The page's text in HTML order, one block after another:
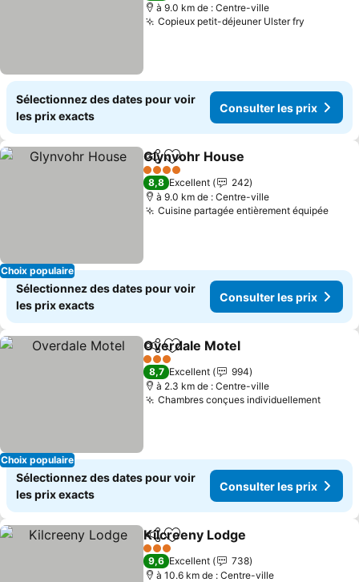
à 9.0 km de : Centre-ville
Copieux petit-déjeuner Ulster fry
Sélectionnez des dates pour voir
les prix exacts
Consulter les prix
Choix populaire
PartagerAjouter à mes favoris
Glynvohr House
4 Étoiles
8,8 Excellent
242
à 9.0 km de : Centre-ville
Cuisine partagée entièrement équipée
Sélectionnez des dates pour voir
les prix exacts
Consulter les prix
Choix populaire
PartagerAjouter à mes favoris
Overdale Motel
3 Étoiles
8,7 Excellent
994
à 2.3 km de : Centre-ville
Chambres conçues individuellement
Sélectionnez des dates pour voir
les prix exacts
Consulter les prix
PartagerAjouter à mes favoris
Kilcreeny Lodge
3 Étoiles
9,6 Excellent
738
à 10.6 km de : Centre-ville